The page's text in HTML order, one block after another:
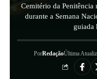
Cemitério da Penitência
durante a Semana
guiada
PorRedaçãoÚltima